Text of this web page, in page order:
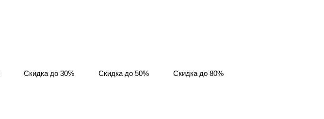
Скидка до 30% Скидка до 50% Скидка до 80%